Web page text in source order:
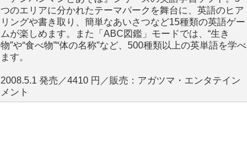
つのエリアに分かれたテーマパークを舞台に、英語のヒア
リングや書き取り、簡単なあいさつなど15種類の英語ゲー
ムが楽しめます。また「ABC図鑑」モードでは、“生き
物”や“食べ物”“体の名称”など、500種類以上の英単語を学べ
ます。
2008.5.1 発売／4410 円／販売：アガツマ・エンタテイン
メント